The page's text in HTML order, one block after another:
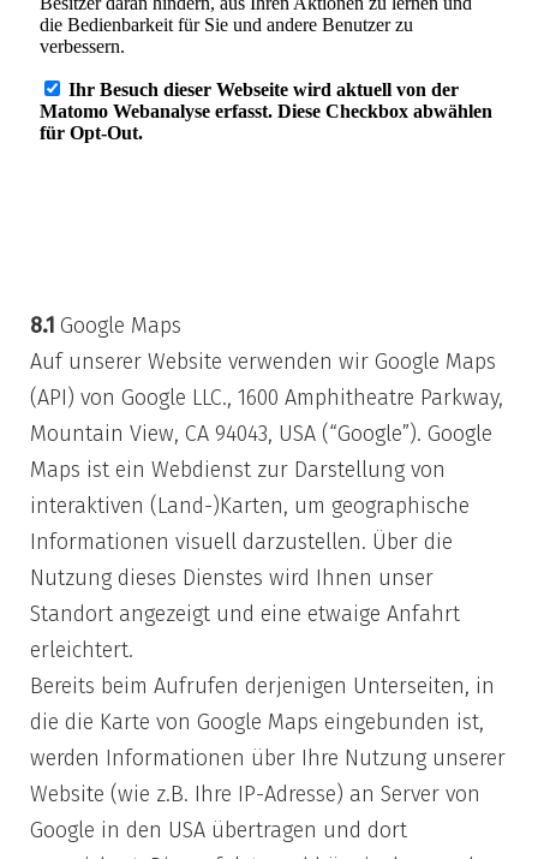
8.1 Google Maps
Auf unserer Website verwenden wir Google Maps
(API) von Google LLC., 1600 Amphitheatre Parkway,
Mountain View, CA 94043, USA (“Google”). Google
Maps ist ein Webdienst zur Darstellung von
interaktiven (Land-)Karten, um geographische
Informationen visuell darzustellen. Über die
Nutzung dieses Dienstes wird Ihnen unser
Standort angezeigt und eine etwaige Anfahrt
erleichtert.
Bereits beim Aufrufen derjenigen Unterseiten, in
die die Karte von Google Maps eingebunden ist,
werden Informationen über Ihre Nutzung unserer
Website (wie z.B. Ihre IP-Adresse) an Server von
Google in den USA übertragen und dort